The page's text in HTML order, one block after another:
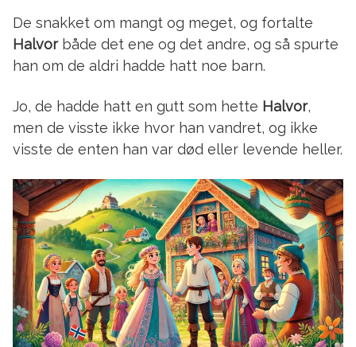
De snakket om mangt og meget, og fortalte
Halvorbåde det ene og det andre, og så spurte
han om de aldri hadde hatt noe barn.
Jo, de hadde hatt en gutt som hette Halvor,
men de visste ikke hvor han vandret, og ikke
visste de enten han var død eller levende heller.